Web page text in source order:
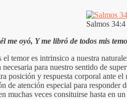
Salmos 34:4
me oyó, Y me libró de todos mis
el temor es intrinsico a nuestra
para nuestro sentido de
posición y respuesta corporal ante
de atención especial para responder
muchas veces consituirse hasta en